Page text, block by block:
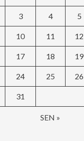
SEN »
3 4 5
10 11 12
17 18 19
24 25 26
31